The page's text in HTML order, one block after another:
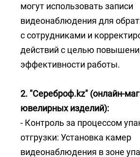
могут использовать записи
видеонаблюдения для
с сотрудниками и
действий с целью
эффективности работы.
2. "Сереброф.kz" (онлайн-
ювелирных изделий):
- Контроль за процессом
отгрузки: Установка камер
видеонаблюдения в зоне